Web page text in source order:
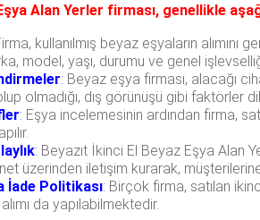
Alan Yerler firması, genellikle
kullanılmış beyaz eşyaların
model, yaşı, durumu ve genel
: Beyaz eşya firması, alacağı
olmadığı, dış görünüşü gibi faktörler
: Eşya incelemesinin ardından firma,
: Beyazıt İkinci El Beyaz Eşya Alan
üzerinden iletişim kurarak, müşterilerine
İade Politikası: Birçok firma, satılan
da yapılabilmektedir.